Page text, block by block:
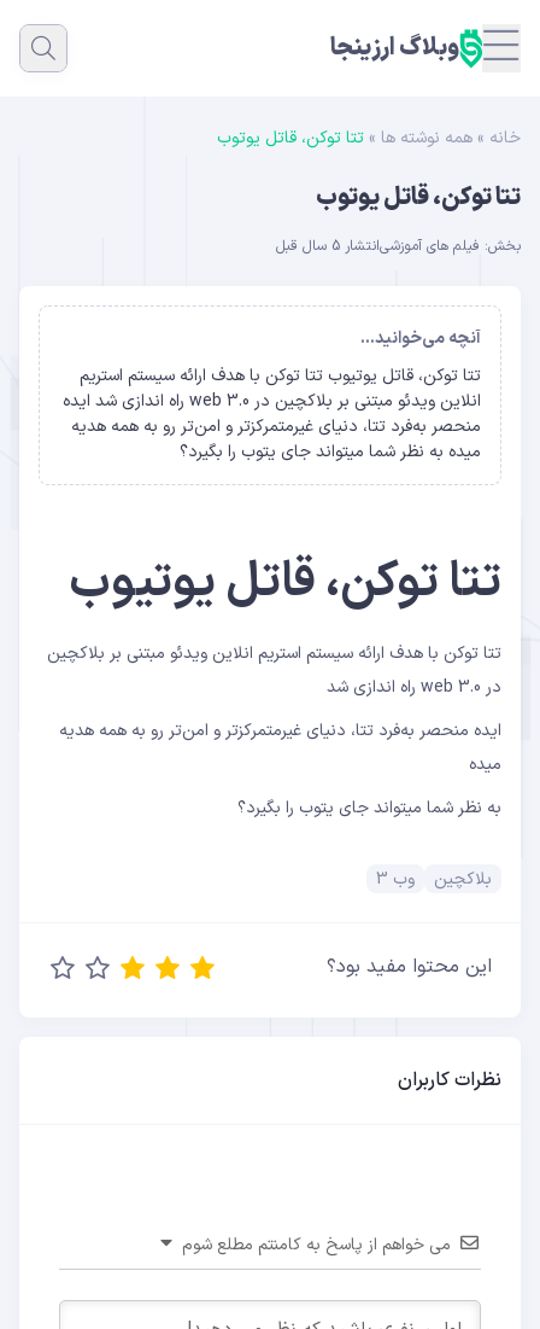
وبلاگ ارزینجا
خانه » همه نوشته ها » تتا توکن، قاتل یوتوب
تتا توکن، قاتل یوتوب
بخش: فیلم های آموزشیانتشار 5 سال قبل
آنچه می‌خوانید...
تتا توکن، قاتل یوتیوب تتا توکن با هدف ارائه سیستم استریم
انلاین ویدئو مبتنی بر بلاکچین در web 3.0 راه اندازی شد ایده
منحصر به‌فرد تتا، دنیای غیرمتمرکزتر و امن‌تر رو به همه هدیه
میده به نظر شما میتواند جای یتوب را بگیرد؟
تتا توکن، قاتل یوتیوب
تتا توکن با هدف ارائه سیستم استریم انلاین ویدئو مبتنی بر بلاکچین
در web 3.0 راه اندازی شد
ایده منحصر به‌فرد تتا، دنیای غیرمتمرکزتر و امن‌تر رو به همه هدیه
میده
به نظر شما میتواند جای یتوب را بگیرد؟
بلاکچین وب 3
این محتوا مفید بود؟
نظرات کاربران
می خواهم از پاسخ به کامنتم مطلع شوم